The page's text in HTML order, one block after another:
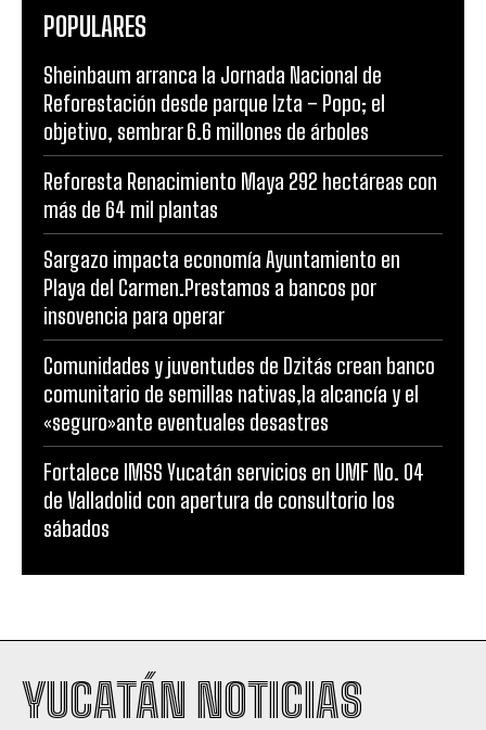
POPULARES
Sheinbaum arranca la Jornada Nacional de
Reforestación desde parque Izta – Popo; el
objetivo, sembrar 6.6 millones de árboles
Reforesta Renacimiento Maya 292 hectáreas con
más de 64 mil plantas
Sargazo impacta economía Ayuntamiento en
Playa del Carmen.Prestamos a bancos por
insovencia para operar
Comunidades y juventudes de Dzitás crean banco
comunitario de semillas nativas,la alcancía y el
«seguro»ante eventuales desastres
Fortalece IMSS Yucatán servicios en UMF No. 04
de Valladolid con apertura de consultorio los
sábados
YUCATÁN NOTICIAS